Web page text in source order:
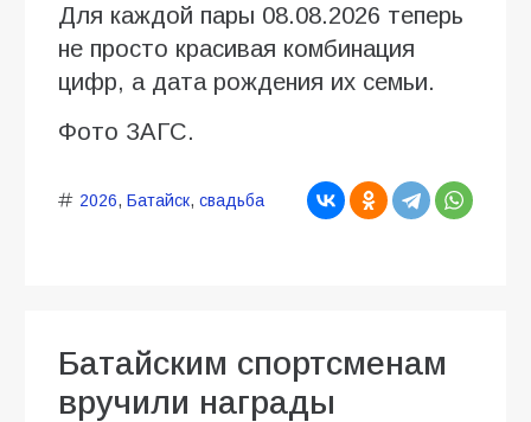
Для каждой пары 08.08.2026 теперь
не просто красивая комбинация
цифр, а дата рождения их семьи.
Фото ЗАГС.
2026, Батайск, свадьба
Батайским спортсменам
вручили награды